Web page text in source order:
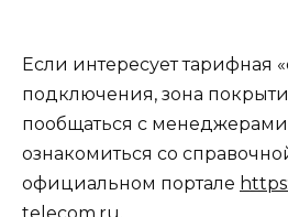
Если интересует тарифная
подключения, зона
пообщаться с
ознакомиться со
официальном портале